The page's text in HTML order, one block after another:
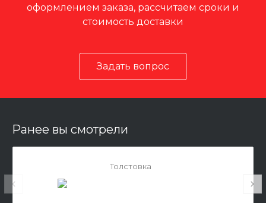
оформлением заказа, рассчитаем сроки и
стоимость доставки
Задать вопрос
Ранее вы смотрели
Толстовка